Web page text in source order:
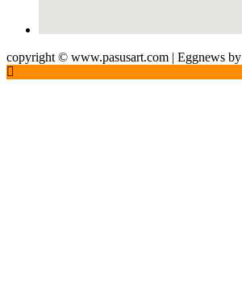
copyright © www.pasusart.com | Eggnews by